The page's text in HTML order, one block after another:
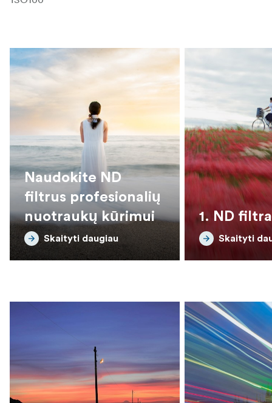
Naudokite ND
filtrus profesionalių
nuotraukų kūrimui
Skaityti daugiau
1. ND
Skaityti